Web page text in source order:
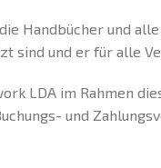
die Handbücher und
sind und er für alle
LDA im Rahmen
und